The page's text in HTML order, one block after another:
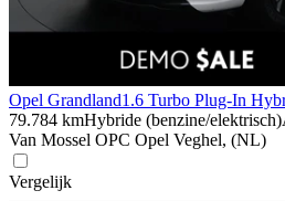
Opel Grandland1.6 Turbo Plug-In
79.784 kmHybride (benzine/elektrisch)
Van Mossel OPC Opel Veghel, (NL)
Vergelijk